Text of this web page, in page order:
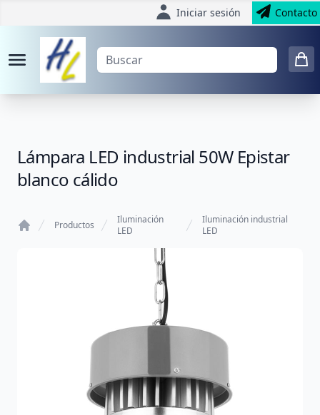
Iniciar sesión Contacto
Lámpara LED industrial 50W Epistar
blanco cálido
Productos
Iluminación
LED
Iluminación industrial
LED